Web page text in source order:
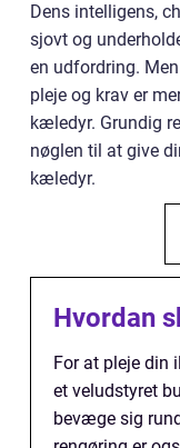
Dens intelligens,
sjovt og
en udfordring.
pleje og krav er
kæledyr. Grundig
nøglen til at give
kæledyr.
Hvordan
For at pleje din
et veludstyret
bevæge sig